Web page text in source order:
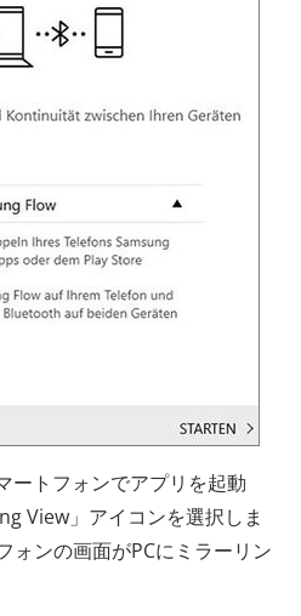
ートフォンでアプリを起動
View」アイコンを選択しま
ォンの画面がPCにミラーリン